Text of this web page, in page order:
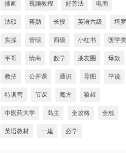
插画 视频教程 好芳法 电商
法硕 蒋勋 长投 英语六级 塔罗
实操 管综 四级 小红书 医学类
平哥 情商 数学 朋友圈 爆款
教招 公开课 通识 导图 平说
特训营 节课 魔方 狼叔
中医药大学 岛主 全攻略 全栈
英语教材 一建 必学